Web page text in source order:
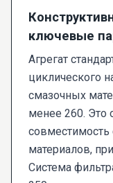
ключевые
Агрегат
циклического
смазочных
менее 260. Это
материалов,
Система